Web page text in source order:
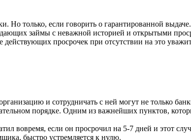
Но только, если говорить о гарантированной
займы с неважной историей и открытыми
просрочек при отсутствии на это
и сотрудничать с ней могут не только
порядке. Одним из важнейших пунктов,
вовремя, если он просрочил на 5-7 дней и этот
быстро устремляется к нулю.